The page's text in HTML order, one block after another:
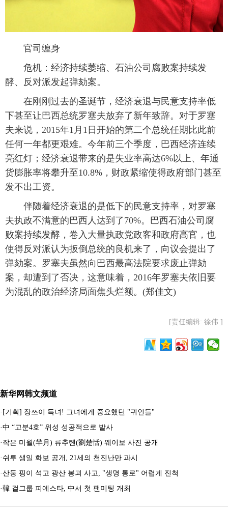
官司缠身
危机：经济持续萎缩、石油公司腐败案持续发
酵、反对派发起弹劾案。
在刚刚过去的圣诞节，经济衰退与民意支持率低
下甚至让巴西总统罗塞夫放弃了新年致辞。对于罗塞
夫来说，2015年1月1日开始的第二个总统任期比此前
任何一年都更艰难。今年前三个季度，巴西经济连续
亮红灯；经济衰退带来的是失业率高达6%以上、年通
货膨胀率将攀升至10.8%，财政紧缩使得政府部门甚至
发不出工资。
伴随着经济衰退的是低下的民意支持率，对罗塞
夫执政不满意的巴西人达到了70%。巴西石油公司腐
败案持续发酵，卷入大量执政党政客和政府高官，也
使得反对派认为扳倒总统的良机来了，向议会提出了
弹劾案。罗塞夫虽然向巴西最高法院要求废止弹劾
案，却遭到了否决，这意味着，2016年罗塞夫依旧要
为混乱的政治经济局面焦头烂额。(郑佳文)
[责任编辑: 徐伟 ]
新华网韩文频道
· [기획] 장쯔이 득녀! 그녀에게 중요했던 "귀인들"
·中 “고분4호” 위성 성공적으로 발사
· 작은 미월(羋月) 류추톈(劉楚恬) 웨이보 사진 공개
· 쉬루 생일 화보 공개, 21세의 천진난만 과시
·산둥 핑이 석고 광산 봉괴 사고, "생명 통로" 어렵게 진척
·韓 걸그룹 피에스타, 中서 첫 팬미팅 개최